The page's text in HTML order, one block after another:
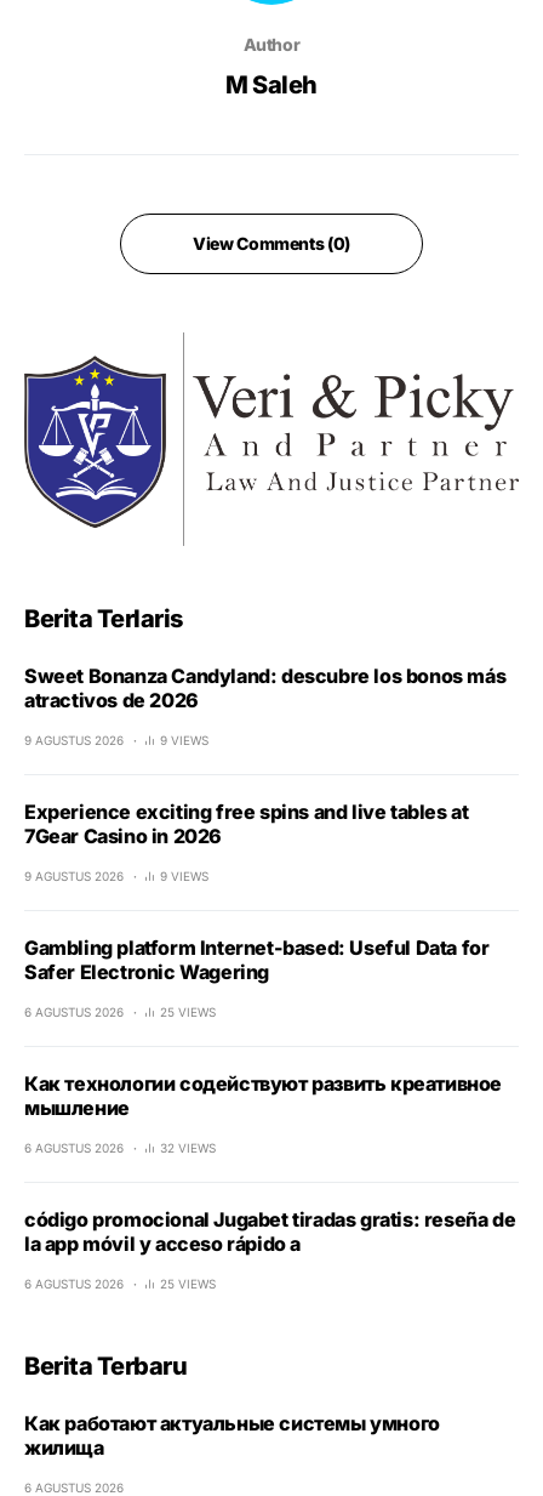
Author
M Saleh
View Comments (0)
Berita Terlaris
Sweet Bonanza Candyland: descubre los bonos más
atractivos de 2026
9 AGUSTUS 2026 9 VIEWS
Experience exciting free spins and live tables at
7Gear Casino in 2026
9 AGUSTUS 2026 9 VIEWS
Gambling platform Internet-based: Useful Data for
Safer Electronic Wagering
6 AGUSTUS 2026 25 VIEWS
Как технологии содействуют развить креативное
мышление
6 AGUSTUS 2026 32 VIEWS
código promocional Jugabet tiradas gratis: reseña de
la app móvil y acceso rápido a
6 AGUSTUS 2026 25 VIEWS
Berita Terbaru
Как работают актуальные системы умного
жилища
6 AGUSTUS 2026